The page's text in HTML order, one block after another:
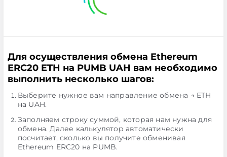
Для осуществления обмена Ethereum
ERC20 ETH на PUMB UAH вам необходимо
выполнить несколько шагов:
Выберите нужное вам направление обмена → ETH
на UAH.
Заполняем строку суммой, которая нам нужна для
обмена. Далее калькулятор автоматически
посчитает, сколько вы получите обменивая
Ethereum ERC20 на PUMB.